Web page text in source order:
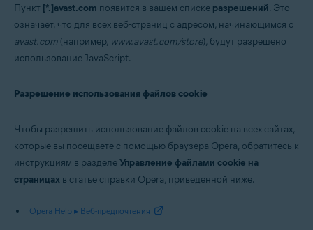
Пункт [*.]avast.com появится в вашем списке разрешений. Это
означает, что для всех веб-страниц с адресом, начинающимся с
avast.com (например, www.avast.com/store), будут разрешено
использование JavaScript.
Разрешение использования файлов cookie
Чтобы разрешить использование файлов cookie на всех сайтах,
которые вы посещаете с помощью браузера Opera, обратитесь к
инструкциям в разделеУправление файлами cookie на
страницах в статье справки Opera, приведенной ниже.
Opera Help ▸ Веб-предпочтения